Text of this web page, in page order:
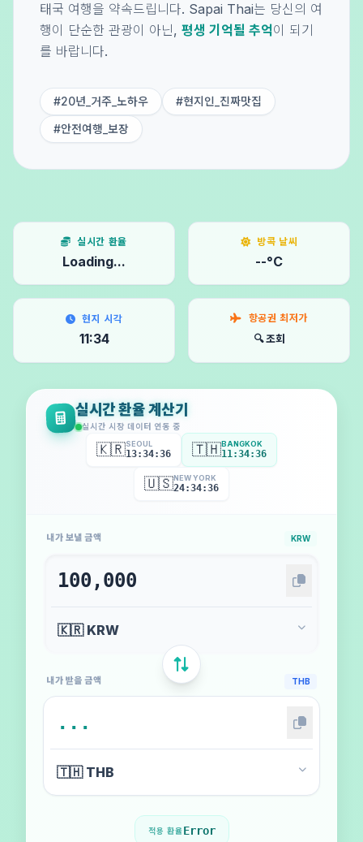
태국 여행을 약속드립니다. Sapai Thai는 당신의 여
행이 단순한 관광이 아닌, 평생 기억될 추억이 되기
를 바랍니다.
#20년_거주_노하우
#현지인_진짜맛집
#안전여행_보장
실시간 환율
Loading...
방콕 날씨
--°C
현지 시각
11:34
항공권 최저가
🔍 조회
실시간 환율 계산기
실시간 시장 데이터 연동 중
🇰🇷SEOUL
13:34:39 🇹🇭BANGKOK
11:34:39
🇺🇸NEW YORK
24:34:39
내가 보낼 금액 KRW
내가 받을 금액 THB
적용 환율Error